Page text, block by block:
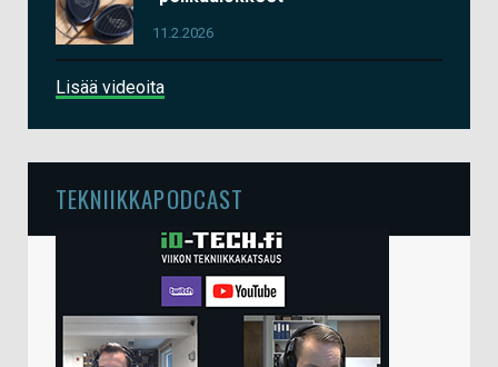
11.2.2026
Lisää videoita
TEKNIIKKAPODCAST